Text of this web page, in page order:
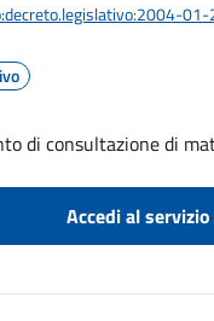
01-
di consultazione di
Accedi al servizio